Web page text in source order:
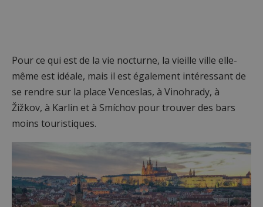
Pour ce qui est de la vie nocturne, la vieille ville elle-
même est idéale, mais il est également intéressant de
se rendre sur la place Venceslas, à Vinohrady, à
Žižkov, à Karlin et à Smíchov pour trouver des bars
moins touristiques.